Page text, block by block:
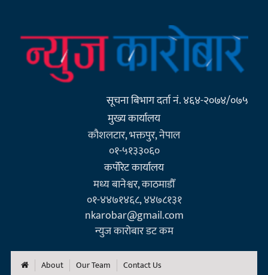
सूचना बिभाग दर्ता नं. ४६४-२०७४/०७५
मुख्य कार्यालय
कौशलटार, भक्तपुर, नेपाल
०१-५१३३०६०
कर्पाेरेट कार्यालय
मध्य बानेश्वर, काठमाडौँ
०१-४४७१४६८, ४४७८१३१
nkarobar@gmail.com
न्युज कारोबार डट कम
About Our Team Contact Us